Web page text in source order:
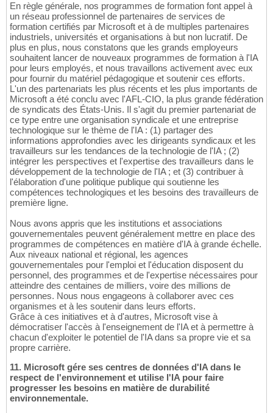
En règle générale, nos programmes de formation font appel à
un réseau professionnel de partenaires de services de
formation certifiés par Microsoft et à de multiples partenaires
industriels, universités et organisations à but non lucratif. De
plus en plus, nous constatons que les grands employeurs
souhaitent lancer de nouveaux programmes de formation à l'IA
pour leurs employés, et nous travaillons activement avec eux
pour fournir du matériel pédagogique et soutenir ces efforts.
L'un des partenariats les plus récents et les plus importants de
Microsoft a été conclu avec l'AFL-CIO, la plus grande fédération
de syndicats des États-Unis. Il s'agit du premier partenariat de
ce type entre une organisation syndicale et une entreprise
technologique sur le thème de l'IA : (1) partager des
informations approfondies avec les dirigeants syndicaux et les
travailleurs sur les tendances de la technologie de l'IA ; (2)
intégrer les perspectives et l'expertise des travailleurs dans le
développement de la technologie de l'IA ; et (3) contribuer à
l'élaboration d'une politique publique qui soutienne les
compétences technologiques et les besoins des travailleurs de
première ligne.
Nous avons appris que les institutions et associations
gouvernementales peuvent généralement mettre en place des
programmes de compétences en matière d'IA à grande échelle.
Aux niveaux national et régional, les agences
gouvernementales pour l'emploi et l'éducation disposent du
personnel, des programmes et de l'expertise nécessaires pour
atteindre des centaines de milliers, voire des millions de
personnes. Nous nous engageons à collaborer avec ces
organismes et à les soutenir dans leurs efforts.
Grâce à ces initiatives et à d'autres, Microsoft vise à
démocratiser l'accès à l'enseignement de l'IA et à permettre à
chacun d'exploiter le potentiel de l'IA dans sa propre vie et sa
propre carrière.
11. Microsoft gére ses centres de données d'IA dans le
respect de l'environnement et utilise l'IA pour faire
progresser les besoins en matière de durabilité
environnementale.